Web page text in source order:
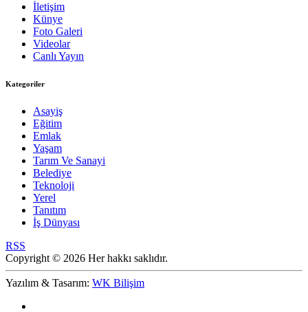
İletişim
Künye
Foto Galeri
Videolar
Canlı Yayın
Kategoriler
Asayiş
Eğitim
Emlak
Yaşam
Tarım Ve Sanayi
Belediye
Teknoloji
Yerel
Tanıtım
İş Dünyası
RSS
Copyright © 2026 Her hakkı saklıdır.
Yazılım & Tasarım: WK Bilişim